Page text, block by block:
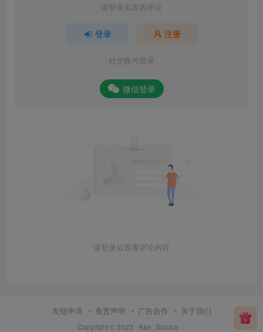
请登录后发表评论
登录 注册
社交账号登录
微信登录
请登录后查看评论内容
友链申请 免责声明 广告合作 关于我们
Copyright © 2023 · Aae_Source ·